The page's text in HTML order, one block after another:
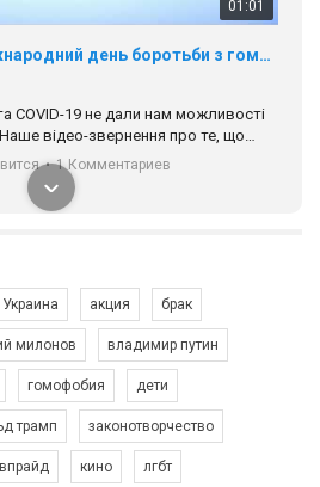
01:01
17 травня IDAHO. Міжнародний день боротьби з гомофобією трансфобією і біфобія.
COVІD-19 не дали нам можливості
Наше відео-звернення про те, що
та не можемо зустрінеться, ми
хто поділяє цінності рівності та
до нас. Регіональні підрозділи
• 1 Комментариев
акция брак
милонов владимир путин
гомофобия дети
трамп законотворчество
кино лгбт